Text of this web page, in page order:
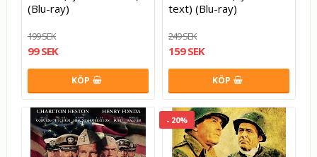
(Blu-ray)
199 SEK
99 SEK
KÖP
text) (Blu-ray)
249 SEK
159 SEK
KÖP
- 20%